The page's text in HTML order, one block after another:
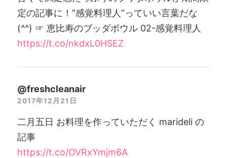
定の記事に！”感覚料理人”っていい言葉だな
(^^) ☞ 恵比寿のブッダボウル 02-感覚料理人
https://t.co/nkdxL0HSEZ
@freshcleanair
2017年12月21日
二月五日 お料理を作っていただく marideli の
記事
https://t.co/OVRxYmjm6A